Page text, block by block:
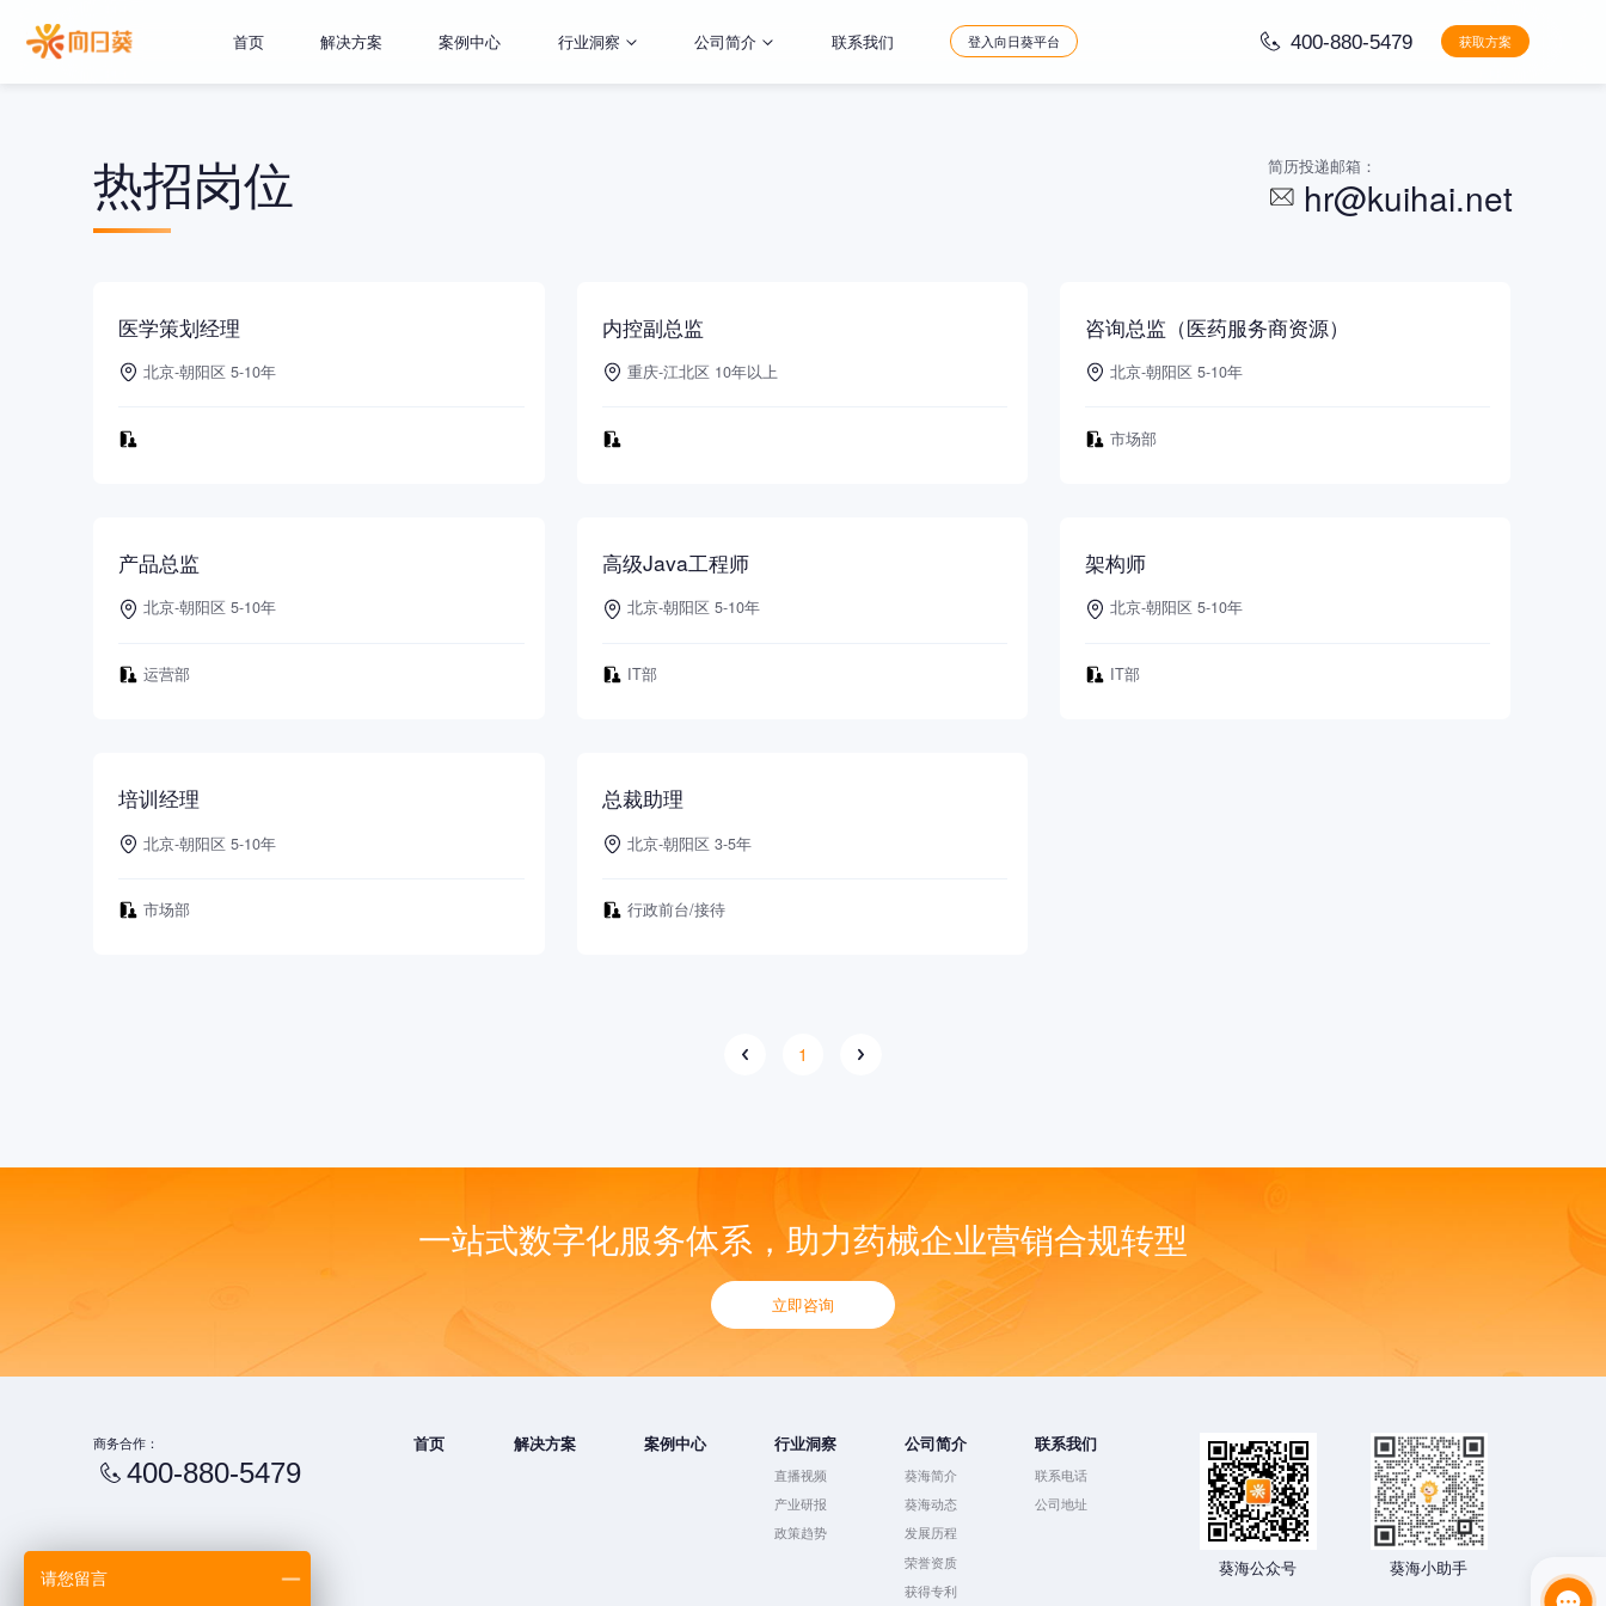
首页 解决方案 案例中心 行业洞察 公司简介 联系我们 登入向日葵平台 400-880-5479 获取方案
热招岗位 简历投递邮箱：
hr@kuihai.net
医学策划经理
北京-朝阳区 5-10年
内控副总监
重庆-江北区 10年以上
咨询总监（医药服务商资源）
北京-朝阳区 5-10年
市场部
产品总监
北京-朝阳区 5-10年
运营部
高级Java工程师
北京-朝阳区 5-10年
IT部
架构师
北京-朝阳区 5-10年
IT部
培训经理
北京-朝阳区 5-10年
市场部
总裁助理
北京-朝阳区 3-5年
行政前台/接待
1
一站式数字化服务体系，助力药械企业营销合规转型
立即咨询
商务合作：
400-880-5479
首页 解决方案 案例中心 行业洞察
直播视频
产业研报
政策趋势
公司简介
葵海简介
葵海动态
发展历程
荣誉资质
获得专利
联系我们
联系电话
公司地址
葵海公众号 葵海小助手
请您留言